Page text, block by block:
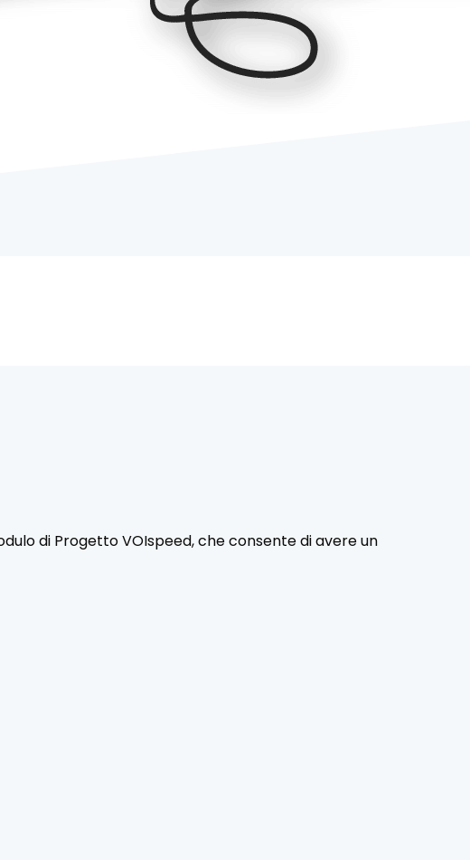
di Progetto VOIspeed, che consente di avere un